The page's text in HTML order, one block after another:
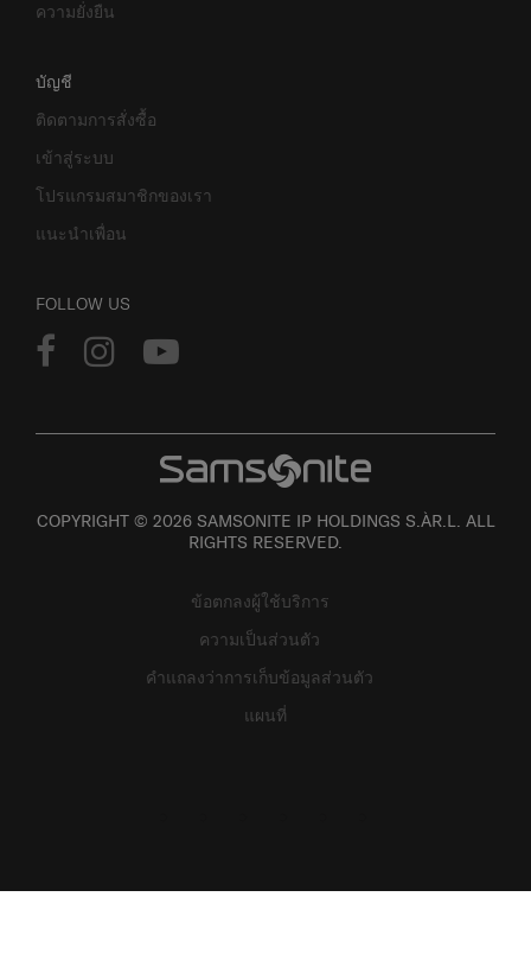
ความยั่งยืน
บัญชี
ติดตามการสั่งซื้อ
เข้าสู่ระบบ
โปรแกรมสมาชิกของเรา
แนะนำเพื่อน
FOLLOW US
COPYRIGHT © 2026 SAMSONITE IP HOLDINGS S.ÀR.L. ALL
RIGHTS RESERVED.
ข้อตกลงผู้ใช้บริการ
ความเป็นส่วนตัว
คำแถลงว่าการเก็บข้อมูลส่วนตัว
แผนที่